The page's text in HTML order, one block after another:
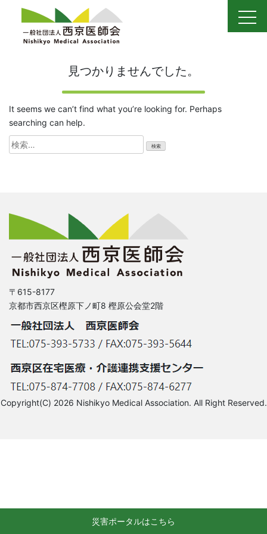
content
見つかりませんでした。
It seems we can’t find what you’re looking for. Perhaps
searching can help.
検
索:
〒615-8177
京都市西京区樫原下ノ町8 樫原公会堂2階
Copyright(C) 2026 Nishikyo Medical Association. All Right Reserved.
災害ポータルはこちら